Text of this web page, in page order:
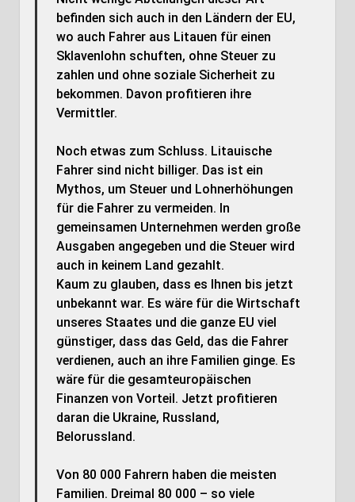
befinden sich auch in den Ländern der EU,
wo auch Fahrer aus Litauen für einen
Sklavenlohn schuften, ohne Steuer zu
zahlen und ohne soziale Sicherheit zu
bekommen. Davon profitieren ihre
Vermittler.
Noch etwas zum Schluss. Litauische
Fahrer sind nicht billiger. Das ist ein
Mythos, um Steuer und Lohnerhöhungen
für die Fahrer zu vermeiden. In
gemeinsamen Unternehmen werden große
Ausgaben angegeben und die Steuer wird
auch in keinem Land gezahlt.
Kaum zu glauben, dass es Ihnen bis jetzt
unbekannt war. Es wäre für die Wirtschaft
unseres Staates und die ganze EU viel
günstiger, dass das Geld, das die Fahrer
verdienen, auch an ihre Familien ginge. Es
wäre für die gesamteuropäischen
Finanzen von Vorteil. Jetzt profitieren
daran die Ukraine, Russland,
Belorussland.
Von 80 000 Fahrern haben die meisten
Familien. Dreimal 80 000 – so viele